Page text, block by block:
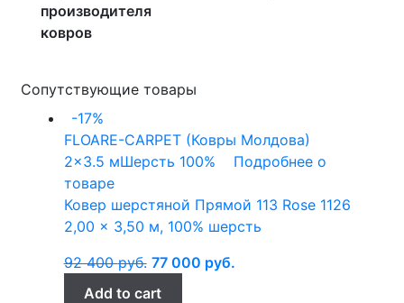
производителя
ковров
Сопутствующие товары
-17%
FLOARE-CARPET (Ковры Молдова)
2x3.5 мШерсть 100%
Подробнее о
товаре
Ковер шерстяной Прямой 113 Rose 1126
2,00 x 3,50 м, 100% шерсть
92 400руб. 77 000 руб.
Add to cart